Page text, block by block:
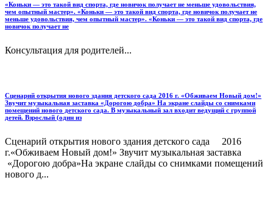
«Коньки — это такой вид спорта, где новичок получает не меньше удовольствия,
чем опытный мастер». «Коньки — это такой вид спорта, где новичок получает не
меньше удовольствия, чем опытный мастер». «Коньки — это такой вид спорта, где
новичок получает не
Консультация для родителей...
Сценарий открытия нового здания детского сада 2016 г. «Обживаем Новый дом!»
Звучит музыкальная заставка «Дорогою добра» На экране слайды со снимками
помещений нового детского сада. В музыкальный зал входит ведущий с группой
детей. Взрослый (один из
Сценарий открытия нового здания детского сада 2016
г.«Обживаем Новый дом!» Звучит музыкальная заставка
«Дорогою добра»На экране слайды со снимками помещений
нового д...